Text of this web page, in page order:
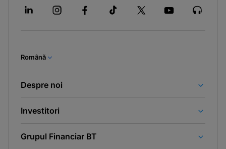
Română
Despre noi
Investitori
Grupul Financiar BT